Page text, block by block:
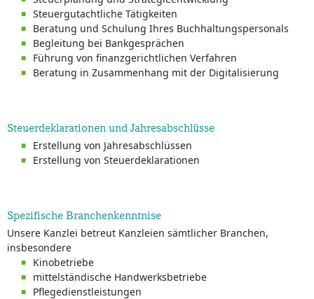
Steuergutachtliche Tätigkeiten
Beratung und Schulung Ihres Buchhaltungspersonals
Begleitung bei Bankgesprächen
Führung von finanzgerichtlichen Verfahren
Beratung in Zusammenhang mit der Digitalisierung
Steuerdeklarationen und Jahresabschlüsse
Erstellung von Jahresabschlüssen
Erstellung von Steuerdeklarationen
Spezifische Branchenkenntnise
Unsere Kanzlei betreut Kanzleien sämtlicher Branchen,
insbesondere
Kinobetriebe
mittelständische Handwerksbetriebe
Pflegedienstleistungen